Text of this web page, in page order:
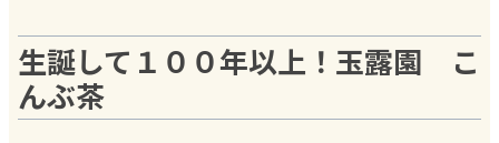
生誕して１００年以上！玉露園 こ
んぶ茶